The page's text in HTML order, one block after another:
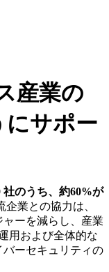
産業の
にサポー
のうち、約60%が
業との協力は、
ーを減らし、産業
用および全体的な
ーセキュリティの